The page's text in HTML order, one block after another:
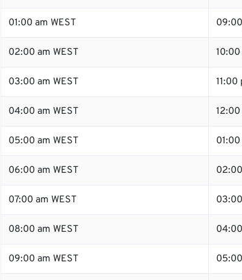
01:00 am WEST
02:00 am WEST 10:00
03:00 am WEST 11:00
04:00 am WEST
05:00 am WEST 01:00
06:00 am WEST
07:00 am WEST
08:00 am WEST
09:00 am WEST